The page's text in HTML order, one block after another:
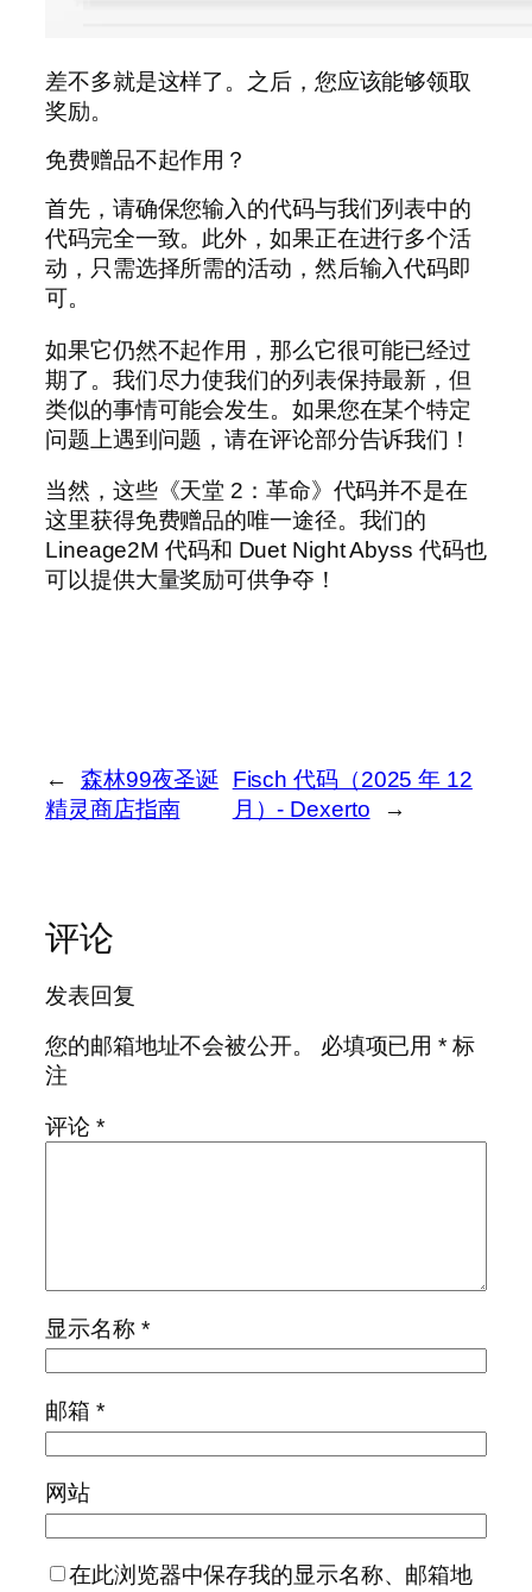
差不多就是这样了。之后，您应该能够领取
奖励。
免费赠品不起作用？
首先，请确保您输入的代码与我们列表中的
代码完全一致。此外，如果正在进行多个活
动，只需选择所需的活动，然后输入代码即
可。
如果它仍然不起作用，那么它很可能已经过
期了。我们尽力使我们的列表保持最新，但
类似的事情可能会发生。如果您在某个特定
问题上遇到问题，请在评论部分告诉我们！
当然，这些《天堂 2：革命》代码并不是在
这里获得免费赠品的唯一途径。我们的
Lineage2M 代码和 Duet Night Abyss 代码也
可以提供大量奖励可供争夺！
←
森林99夜圣诞
精灵商店指南
Fisch 代码（2025 年 12
月）- Dexerto
→
评论
发表回复
您的邮箱地址不会被公开。
必填项已用* 标
注
评论 *
显示名称 *
邮箱 *
网站
在此浏览器中保存我的显示名称、邮箱地